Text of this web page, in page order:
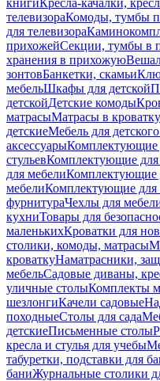
книгиКресла-качалки,
телевизораКомоды, тумбы
для телевизора
прихожейСекции, тумбы в
хранения в прихожую
зонтовБанкетки, скамьи
мебельШкафы для детской
детскойДетские комоды
матрасыМатрасы в кроватку
детскиеМебель для детского
аксессуарыКомплектующие
стульевКомплектующие для
для мебелиКомплектующие
мебелиКомплектующие для
фурнитураЧехлы для
кухниТовары для
маленькихКроватки для
столики, комоды, матрасы
кроваткуНаматрасники,
мебельСадовые диваны,
уличные столыКомплекты
шезлонгиКачели садовые
походныеСтолы для сада
детскиеПисьменные столы
кресла и стулья для учебы
табуретки, подставки для
баниЖурнальные столики